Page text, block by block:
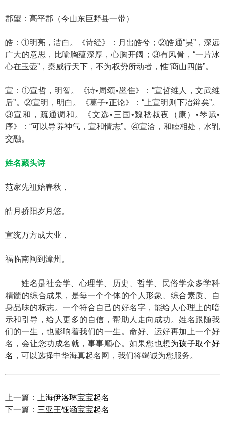
郡望：高平郡（今山东巨野县一带）
皓：①明亮，洁白。《诗经》：月出皓兮；②皓通“昊”，深远
广大的意思，比喻胸蕴深厚，心胸开阔；③有风骨，“一片冰
心在玉壶”，秦威行天下，不为权势所动者，惟“商山四皓”。
宣：①宣哲，明智。《诗•周颂•邕隹》：“宣哲维人，文武维
后”。②宣明，明白。《葛子•正论》：“上宣明则下冶辩矣”。
③宣和，疏通调和。《文选•三国•魏嵇叔夜（康）•琴赋•
序》：“可以导养神气，宣和情志”。④宣洽，和睦相处，水乳
交融。
姓名藏头诗
范家先祖始春秋，
皓月骄阳岁月悠。
宣统万方成大业，
福临南闽到漳州。
姓名是社会学、心理学、历史、哲学、民俗学众多学科
精髓的综合成果，是每一个个体的个人形象、综合素质、自
身品味的标志。一个符合自己的好名字，能给人心理上的暗
示和引导，给人更多的自信，帮助人走向成功。姓名跟随我
们的一生，也影响着我们的一生。命好、运好再加上一个好
名，会让您功成名就，事事顺心。如果您也想为孩子取个好
名 ，可以选择中华海真起名网，我们将竭诚为您服务。
上一篇：
上海伊洛琳宝宝起名
下一篇： 三亚王钰涵宝宝起名